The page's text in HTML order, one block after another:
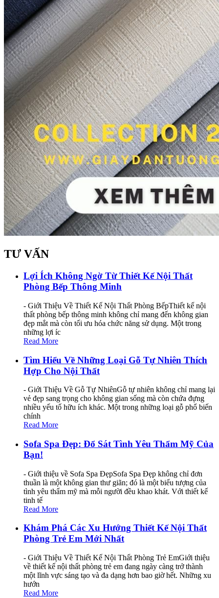
TƯ VẤN
Lợi Ích Không Ngờ Từ Thiết Kế Nội Thất
Phòng Bếp Thông Minh
- Giới Thiệu Về Thiết Kế Nội Thất Phòng BếpThiết kế nội
thất phòng bếp thông minh không chỉ mang đến không gian
đẹp mắt mà còn tối ưu hóa chức năng sử dụng. Một trong
những lợi íc
Read More
Tìm Hiểu Về Những Loại Gỗ Tự Nhiên Thích
Hợp Cho Nội Thất
- Giới Thiệu Về Gỗ Tự NhiênGỗ tự nhiên không chỉ mang lại
vẻ đẹp sang trọng cho không gian sống mà còn chứa đựng
nhiều yếu tố hữu ích khác. Một trong những loại gỗ phổ biến
chính
Read More
Sofa Spa Đẹp: Đổ Sát Tình Yêu Thẩm Mỹ Của
Bạn!
- Giới thiệu về Sofa Spa ĐẹpSofa Spa Đẹp không chỉ đơn
thuần là một không gian thư giãn; đó là một biểu tượng của
tình yêu thẩm mỹ mà mỗi người đều khao khát. Với thiết kế
tinh tế
Read More
Khám Phá Các Xu Hướng Thiết Kế Nội Thất
Phòng Trẻ Em Mới Nhất
- Giới Thiệu Về Thiết Kế Nội Thất Phòng Trẻ EmGiới thiệu
về thiết kế nội thất phòng trẻ em đang ngày càng trở thành
một lĩnh vực sáng tạo và đa dạng hơn bao giờ hết. Những xu
hướn
Read More